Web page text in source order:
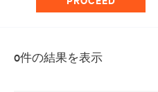
0件の結果を表示